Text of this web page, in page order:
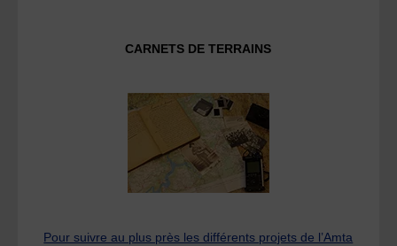
CARNETS DE TERRAINS
Pour suivre au plus près les différents projets de l’Amta